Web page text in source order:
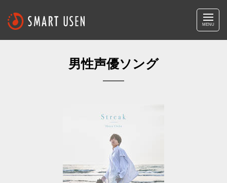
MENU
男性声優ソング